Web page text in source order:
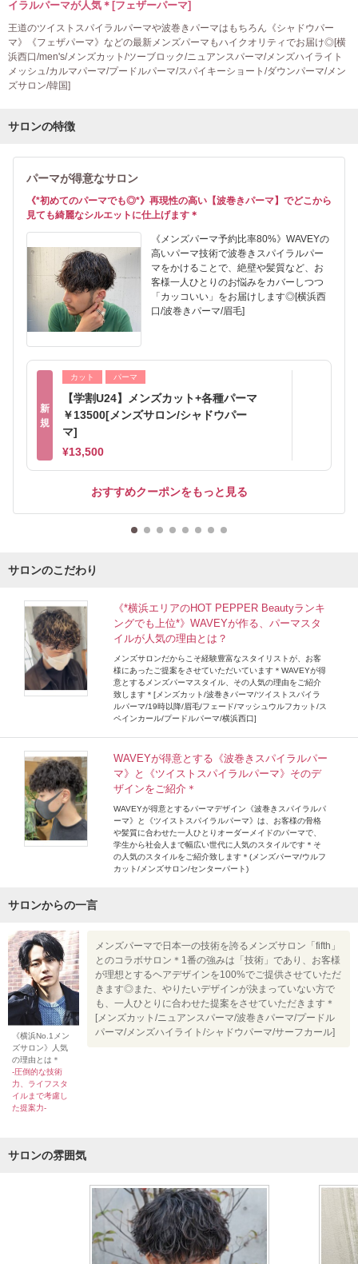
イラルパーマが人気＊[フェザーパーマ]
王道のツイストスパイラルパーマや波巻きパーマはもちろん《シャドウパー
マ》《フェザパーマ》などの最新メンズパーマもハイクオリティでお届け◎[横
浜西口/men's/メンズカット/ツーブロック/ニュアンスパーマ/メンズハイライト
メッシュ/カルマパーマ/プードルパーマ/スパイキーショート/ダウンパーマ/メン
ズサロン/韓国]
サロンの特徴
パーマが得意なサロン
《*初めてのパーマでも◎*》再現性の高い【波巻きパーマ】でどこから
見ても綺麗なシルエットに仕上げます＊
《メンズパーマ予約比率80%》WAVEYの
高いパーマ技術で波巻きスパイラルパー
マをかけることで、絶壁や髪質など、お
客様一人ひとりのお悩みをカバーしつつ
「カッコいい」をお届けします◎[横浜西
口/波巻きパーマ/眉毛]
新
規
カット パーマ
【学割U24】メンズカット+各種パーマ
￥13500[メンズサロン/シャドウパー
マ]
¥13,500
おすすめクーポンをもっと見る
サロンのこだわり
《*横浜エリアのHOT PEPPER Beautyランキ
ングでも上位*》WAVEYが作る、パーマスタ
イルが人気の理由とは？
メンズサロンだからこそ経験豊富なスタイリストが、お客
様にあったご提案をさせていただいています＊WAVEYが得
意とするメンズパーマスタイル、その人気の理由をご紹介
致します＊[メンズカット/波巻きパーマ/ツイストスパイラ
ルパーマ/19時以降/眉毛/フェード/マッシュウルフカット/ス
ペインカール/プードルパーマ/横浜西口]
WAVEYが得意とする《波巻きスパイラルパー
マ》と《ツイストスパイラルパーマ》そのデ
ザインをご紹介＊
WAVEYが得意とするパーマデザイン《波巻きスパイラルパ
ーマ》と《ツイストスパイラルパーマ》は、お客様の骨格
や髪質に合わせた一人ひとりオーダーメイドのパーマで、
学生から社会人まで幅広い世代に人気のスタイルです＊そ
の人気のスタイルをご紹介致します＊(メンズパーマ/ウルフ
カット/メンズサロン/センターパート)
サロンからの一言
《横浜No.1メン
ズサロン》人気
の理由とは＊
-圧倒的な技術
力、ライフスタ
イルまで考慮し
た提案力-
メンズパーマで日本一の技術を誇るメンズサロン「fifth」
とのコラボサロン＊1番の強みは「技術」であり、お客様
が理想とするヘアデザインを100%でご提供させていただ
きます◎また、やりたいデザインが決まっていない方で
も、一人ひとりに合わせた提案をさせていただきます＊
[メンズカット/ニュアンスパーマ/波巻きパーマ/プードル
パーマ/メンズハイライト/シャドウパーマ/サーフカール]
サロンの雰囲気